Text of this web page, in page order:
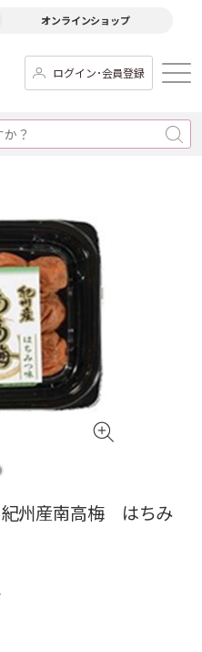
オンラインショップ
ログイン･会員登録
州産南高梅 はちみ